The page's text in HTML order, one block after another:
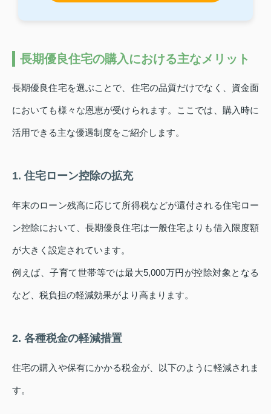
長期優良住宅の購入における主なメリット
長期優良住宅を選ぶことで、住宅の品質だけでなく、資金面
においても様々な恩恵が受けられます。ここでは、購入時に
活用できる主な優遇制度をご紹介します。
1. 住宅ローン控除の拡充
年末のローン残高に応じて所得税などが還付される住宅ロー
ン控除において、長期優良住宅は一般住宅よりも借入限度額
が大きく設定されています。
例えば、子育て世帯等では最大5,000万円が控除対象となる
など、税負担の軽減効果がより高まります。
2. 各種税金の軽減措置
住宅の購入や保有にかかる税金が、以下のように軽減されま
す。